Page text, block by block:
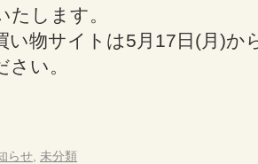
たします。
い物サイトは5月17日(月)か
さい。
らせ 未分類